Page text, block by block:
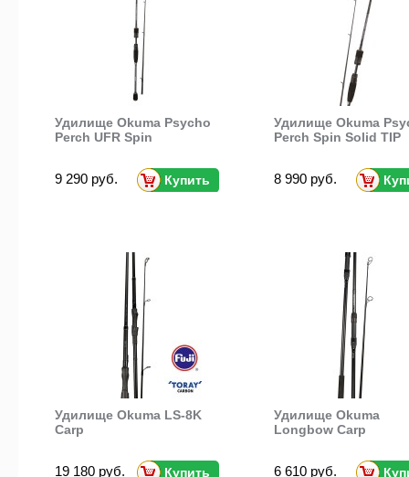
Удилище Okuma Psycho
Perch UFR Spin
9 290 руб. Купить
Удилище Okuma
Perch Spin Solid TIP
8 990 руб.
Удилище Okuma LS-8K
Carp
19 180 руб. Купить
Удилище Okuma
Longbow Carp
6 610 руб.